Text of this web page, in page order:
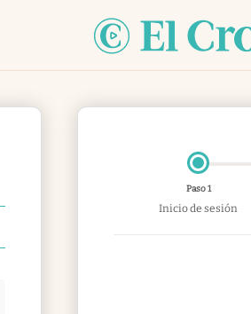
Paso 1
Inicio de sesión